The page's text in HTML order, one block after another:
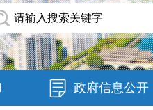
政府信息公开